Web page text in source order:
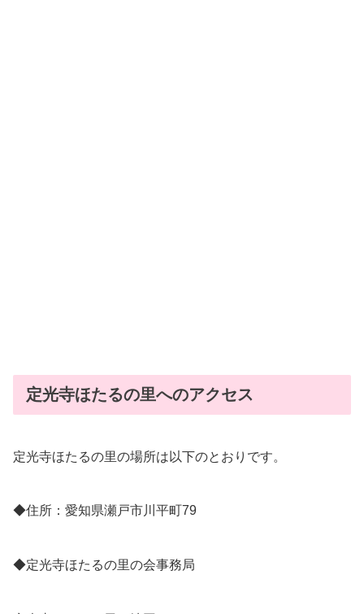
定光寺ほたるの里へのアクセス
定光寺ほたるの里の場所は以下のとおりです。
◆住所：愛知県瀬戸市川平町79
◆定光寺ほたるの里の会事務局